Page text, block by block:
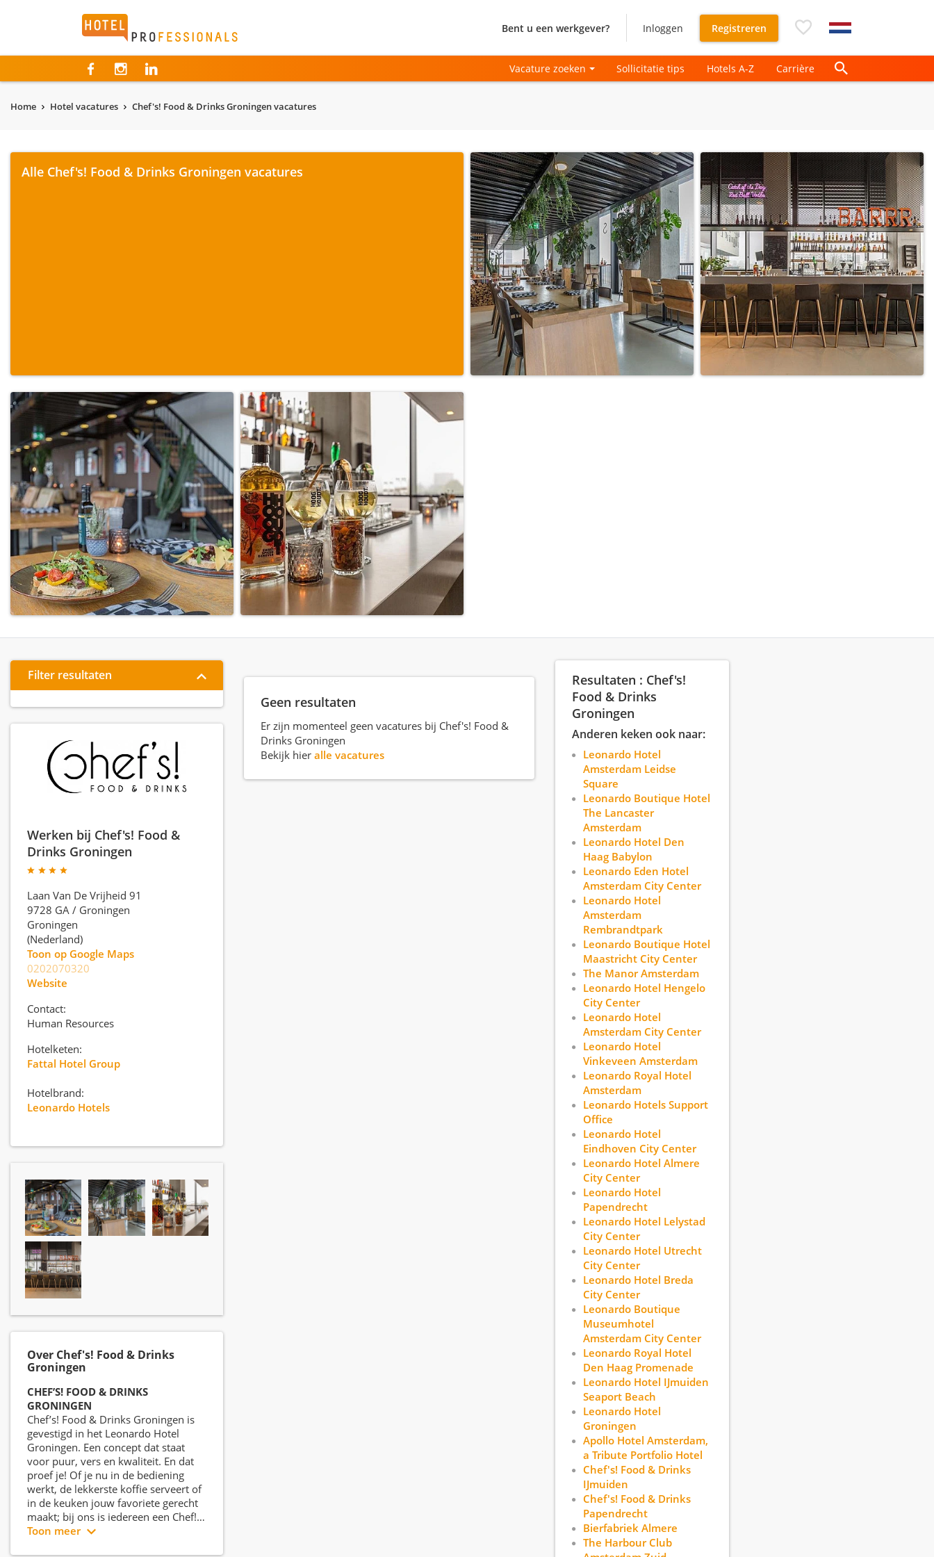
Hotelprofessionals Bent u een werkgever? Inloggen Registreren
Vacature zoeken Sollicitatie tips Hotels A-Z Carrière
Home Hotel vacatures Chef's! Food & Drinks Groningen vacatures
Alle Chef's! Food & Drinks Groningen vacatures
Filter resultaten
Werken bij Chef's! Food &
Drinks Groningen
Laan Van De Vrijheid 91
9728 GA / Groningen
Groningen
(Nederland)
Toon op Google Maps
0202070320
Website
Contact:
Human Resources
Hotelketen:
Fattal Hotel Group
Hotelbrand:
Leonardo Hotels
Over Chef's! Food & Drinks
Groningen
CHEF’S! FOOD & DRINKS
GRONINGEN
Chef’s! Food & Drinks Groningen is
gevestigd in het Leonardo Hotel
Groningen. Een concept dat staat
voor puur, vers en kwaliteit. En dat
proef je! Of je nu in de bediening
werkt, de lekkerste koffie serveert of
in de keuken jouw favoriete gerecht
maakt; bij ons is iedereen een Chef!
Wij hebben allemaal een grote passie
Toon meer
Geen resultaten
Er zijn momenteel geen vacatures bij Chef's! Food &
Drinks Groningen
Bekijk hier alle vacatures
Resultaten : Chef's!
Food & Drinks
Groningen
Anderen keken ook naar:
Leonardo Hotel
Amsterdam Leidse
Square
Leonardo Boutique Hotel
The Lancaster
Amsterdam
Leonardo Hotel Den
Haag Babylon
Leonardo Eden Hotel
Amsterdam City Center
Leonardo Hotel
Amsterdam
Rembrandtpark
Leonardo Boutique Hotel
Maastricht City Center
The Manor Amsterdam
Leonardo Hotel Hengelo
City Center
Leonardo Hotel
Amsterdam City Center
Leonardo Hotel
Vinkeveen Amsterdam
Leonardo Royal Hotel
Amsterdam
Leonardo Hotels Support
Office
Leonardo Hotel
Eindhoven City Center
Leonardo Hotel Almere
City Center
Leonardo Hotel
Papendrecht
Leonardo Hotel Lelystad
City Center
Leonardo Hotel Utrecht
City Center
Leonardo Hotel Breda
City Center
Leonardo Boutique
Museumhotel
Amsterdam City Center
Leonardo Royal Hotel
Den Haag Promenade
Leonardo Hotel IJmuiden
Seaport Beach
Leonardo Hotel
Groningen
Apollo Hotel Amsterdam,
a Tribute Portfolio Hotel
Chef's! Food & Drinks
IJmuiden
Chef's! Food & Drinks
Papendrecht
Bierfabriek Almere
The Harbour Club